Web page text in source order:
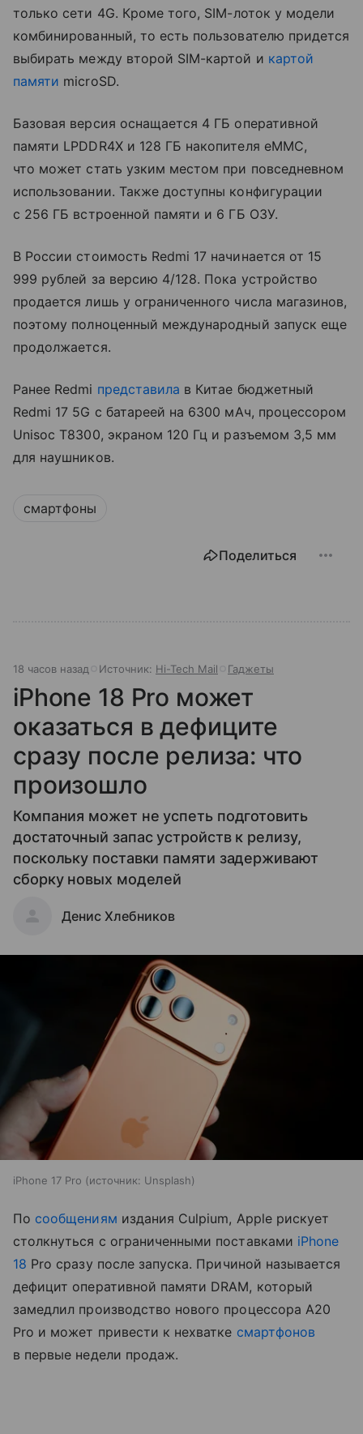
только сети 4G. Кроме того, SIM-лоток у модели
комбинированный, то есть пользователю придется
выбирать между второй SIM-картой и картой
памяти microSD.
Базовая версия оснащается 4 ГБ оперативной
памяти LPDDR4X и 128 ГБ накопителя eMMC,
что может стать узким местом при повседневном
использовании. Также доступны конфигурации
с 256 ГБ встроенной памяти и 6 ГБ ОЗУ.
В России стоимость Redmi 17 начинается от 15
999 рублей за версию 4/128. Пока устройство
продается лишь у ограниченного числа магазинов,
поэтому полноценный международный запуск еще
продолжается.
Ранее Redmi представила в Китае бюджетный
Redmi 17 5G с батареей на 6300 мАч, процессором
Unisoc T8300, экраном 120 Гц и разъемом 3,5 мм
для наушников.
смартфоны
Поделиться
18 часов назад Источник: Hi-Tech Mail Гаджеты
iPhone 18 Pro может
оказаться в дефиците
сразу после релиза: что
произошло
Компания может не успеть подготовить
достаточный запас устройств к релизу,
поскольку поставки памяти задерживают
сборку новых моделей
Денис Хлебников
iPhone 17 Pro источник: Unsplash
По сообщениям издания Culpium, Apple рискует
столкнуться с ограниченными поставками iPhone
18 Pro сразу после запуска. Причиной называется
дефицит оперативной памяти DRAM, который
замедлил производство нового процессора A20
Pro и может привести к нехватке смартфонов
в первые недели продаж.